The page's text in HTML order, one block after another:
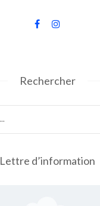
Rechercher
Lettre d’information